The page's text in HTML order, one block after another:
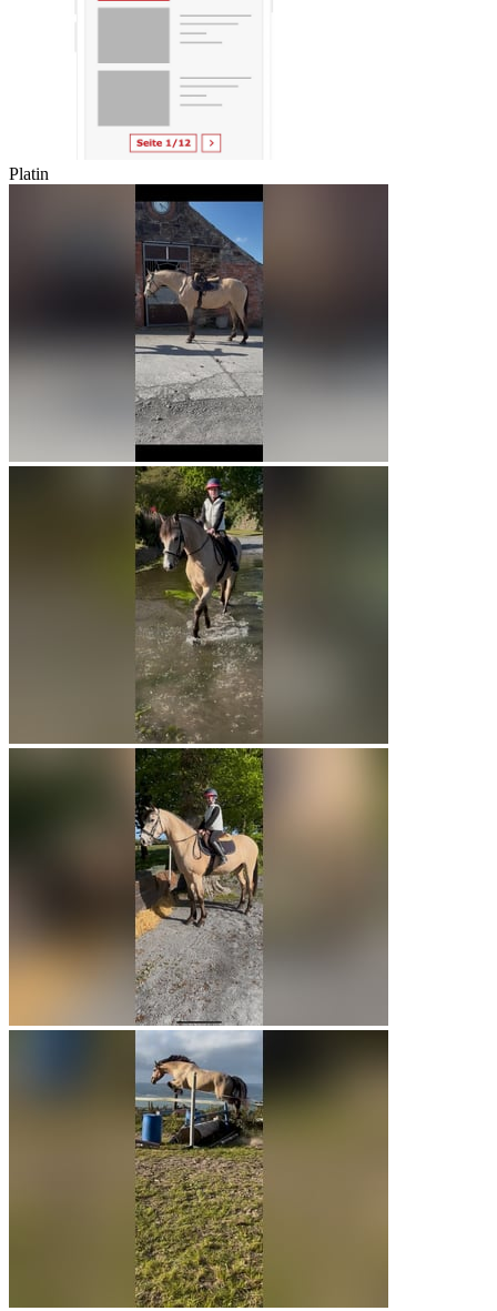
Platin